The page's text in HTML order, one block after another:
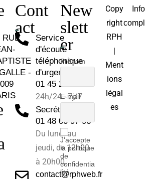
RUE
-
Cont
act
Service
d'écoute
téléphonique
d'urgence :
01 45 26 81 30
24h/24 - 7j/7
Secrétariat :
01 48 00 97 96
Du lundi au
jeudi, de 12h00
à 20h00.
contact@rphweb.fr
New
slett
er
Prénom
E-mail
J'accepte
la politique
de
confidentia
lité
Copy
right
RPH
|
Ment
ions
légal
es